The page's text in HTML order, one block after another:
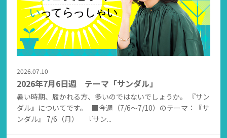
2026.07.10
2026年7月6日週 テーマ「サンダル」
暑い時期、履かれる方、多いのではないでしょうか。 『サン
ダル』についてです。 ■今週（7/6～7/10）のテーマ：『サ
ンダル』 7/6（月） 『サン...